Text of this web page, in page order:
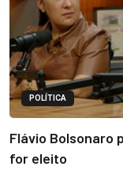
POLÍTICA
Flávio Bolsonaro
for eleito